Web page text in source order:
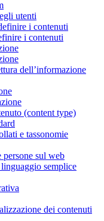
utenti
i contenuti
i contenuti
dell’informazione
(content type)
e tassonomie
sul web
semplice
dei contenuti